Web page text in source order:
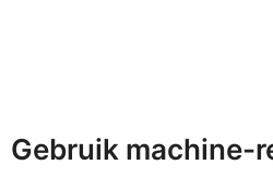
Gebruik machine-